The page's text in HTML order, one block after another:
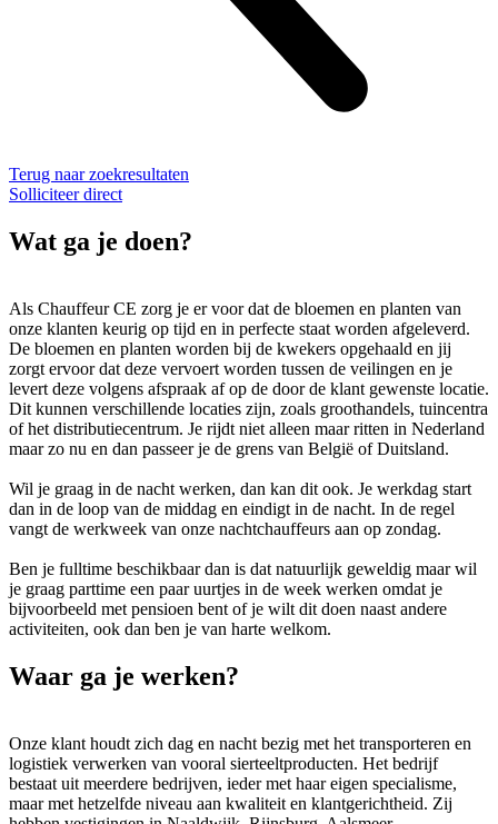
Terug naar zoekresultaten
Solliciteer direct
Wat ga je doen?
Als Chauffeur CE zorg je er voor dat de bloemen en planten van
onze klanten keurig op tijd en in perfecte staat worden afgeleverd.
De bloemen en planten worden bij de kwekers opgehaald en jij
zorgt ervoor dat deze vervoert worden tussen de veilingen en je
levert deze volgens afspraak af op de door de klant gewenste locatie.
Dit kunnen verschillende locaties zijn, zoals groothandels, tuincentra
of het distributiecentrum. Je rijdt niet alleen maar ritten in Nederland
maar zo nu en dan passeer je de grens van België of Duitsland.
Wil je graag in de nacht werken, dan kan dit ook. Je werkdag start
dan in de loop van de middag en eindigt in de nacht. In de regel
vangt de werkweek van onze nachtchauffeurs aan op zondag.
Ben je fulltime beschikbaar dan is dat natuurlijk geweldig maar wil
je graag parttime een paar uurtjes in de week werken omdat je
bijvoorbeeld met pensioen bent of je wilt dit doen naast andere
activiteiten, ook dan ben je van harte welkom.
Waar ga je werken?
Onze klant houdt zich dag en nacht bezig met het transporteren en
logistiek verwerken van vooral sierteeltproducten. Het bedrijf
bestaat uit meerdere bedrijven, ieder met haar eigen specialisme,
maar met hetzelfde niveau aan kwaliteit en klantgerichtheid. Zij